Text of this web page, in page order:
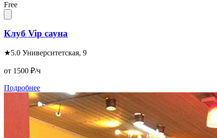
Free
Клуб Vip сауна
★5.0 Университетская, 9
от 1500 ₽/ч
Подробнее